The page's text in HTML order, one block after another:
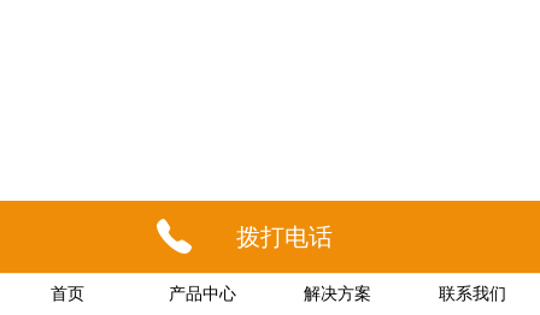
首页 产品中心 解决方案 联系我们
拨打电话